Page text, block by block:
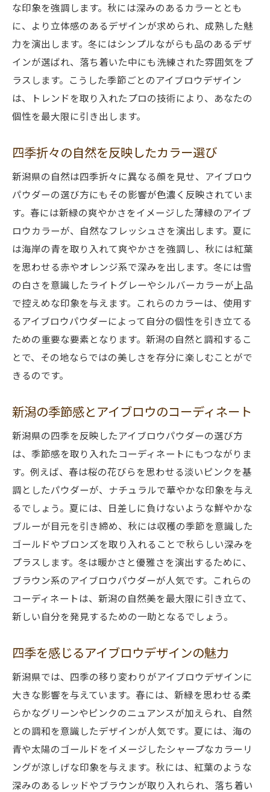
な印象を強調します。秋には深みのあるカラーととも
に、より立体感のあるデザインが求められ、成熟した魅
力を演出します。冬にはシンプルながらも品のあるデザ
インが選ばれ、落ち着いた中にも洗練された雰囲気をプ
ラスします。こうした季節ごとのアイブロウデザイン
は、トレンドを取り入れたプロの技術により、あなたの
個性を最大限に引き出します。
四季折々の自然を反映したカラー選び
新潟県の自然は四季折々に異なる顔を見せ、アイブロウ
パウダーの選び方にもその影響が色濃く反映されていま
す。春には新緑の爽やかさをイメージした薄緑のアイブ
ロウカラーが、自然なフレッシュさを演出します。夏に
は海岸の青を取り入れて爽やかさを強調し、秋には紅葉
を思わせる赤やオレンジ系で深みを出します。冬には雪
の白さを意識したライトグレーやシルバーカラーが上品
で控えめな印象を与えます。これらのカラーは、使用す
るアイブロウパウダーによって自分の個性を引き立てる
ための重要な要素となります。新潟の自然と調和するこ
とで、その地ならではの美しさを存分に楽しむことがで
きるのです。
新潟の季節感とアイブロウのコーディネート
新潟県の四季を反映したアイブロウパウダーの選び方
は、季節感を取り入れたコーディネートにもつながりま
す。例えば、春は桜の花びらを思わせる淡いピンクを基
調としたパウダーが、ナチュラルで華やかな印象を与え
るでしょう。夏には、日差しに負けないような鮮やかな
ブルーが目元を引き締め、秋には収穫の季節を意識した
ゴールドやブロンズを取り入れることで秋らしい深みを
プラスします。冬は暖かさと優雅さを演出するために、
ブラウン系のアイブロウパウダーが人気です。これらの
コーディネートは、新潟の自然美を最大限に引き立て、
新しい自分を発見するための一助となるでしょう。
四季を感じるアイブロウデザインの魅力
新潟県では、四季の移り変わりがアイブロウデザインに
大きな影響を与えています。春には、新緑を思わせる柔
らかなグリーンやピンクのニュアンスが加えられ、自然
との調和を意識したデザインが人気です。夏には、海の
青や太陽のゴールドをイメージしたシャープなカラーリ
ングが涼しげな印象を与えます。秋には、紅葉のような
深みのあるレッドやブラウンが取り入れられ、落ち着い